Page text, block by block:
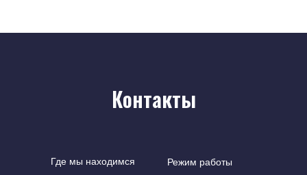
Контакты
Где мы находимся
Режим работы